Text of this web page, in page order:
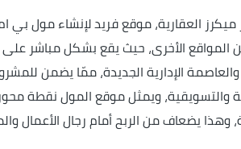
ميكرز العقارية، موقع فريد لإنشاء مول
المواقع الأخرى، حيث يقع بشكل مباشر
والعاصمة الإدارية الجديدة، ممّا يضمن
والتسويقية، ويمثل موقع المول نقطة
وهذا يضعاف من الربح أمام رجال الأعمال